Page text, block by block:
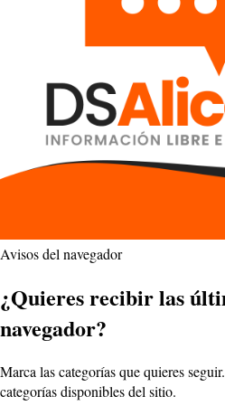
Avisos del navegador
¿Quieres recibir las
navegador?
Marca las categorías que quieres
categorías disponibles del sitio.